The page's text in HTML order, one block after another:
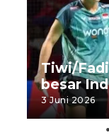
Tiwi/
besar
3 Juni 2026